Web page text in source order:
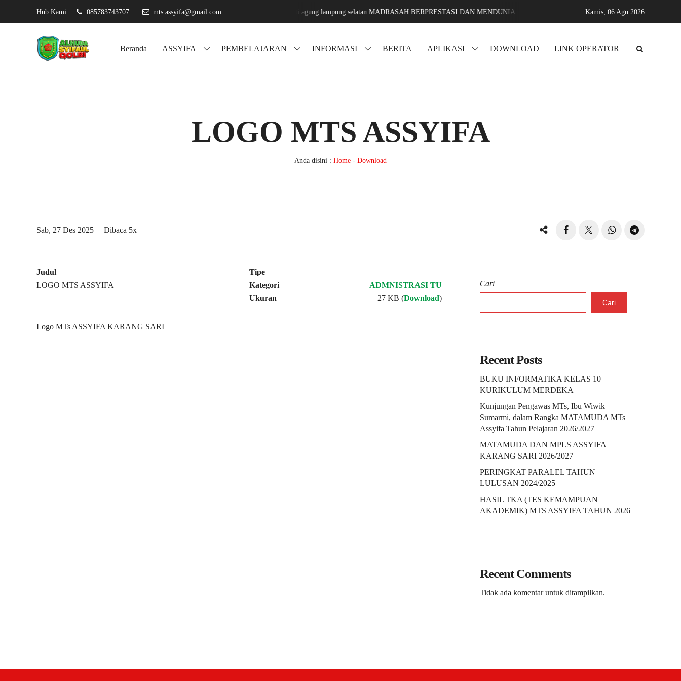
Hub Kami 085783743707 mts.assyifa@gmail.com Assyifa karang sari jati agung lampung selatan MADRASAH BERPRESTASI DAN MENDUNIA Assyifa karang sari jati agung lampung selatan
Kamis, 06 Agu 2026
Beranda ASSYIFA PEMBELAJARAN INFORMASI BERITA APLIKASI DOWNLOAD LINK OPERATOR
LOGO MTS ASSYIFA
Anda disini : Home - Download
Sab, 27 Des 2025 Dibaca 5x
Judul
LOGO MTS ASSYIFA
Tipe
Kategori
ADMNISTRASI TU
Ukuran
27 KB (Download)
Logo MTs ASSYIFA KARANG SARI
Cari
Cari
Recent Posts
BUKU INFORMATIKA KELAS 10
KURIKULUM MERDEKA
Kunjungan Pengawas MTs, Ibu Wiwik
Sumarmi, dalam Rangka MATAMUDA MTs
Assyifa Tahun Pelajaran 2026/2027
MATAMUDA DAN MPLS ASSYIFA
KARANG SARI 2026/2027
PERINGKAT PARALEL TAHUN
LULUSAN 2024/2025
HASIL TKA (TES KEMAMPUAN
AKADEMIK) MTS ASSYIFA TAHUN 2026
Recent Comments
Tidak ada komentar untuk ditampilkan.